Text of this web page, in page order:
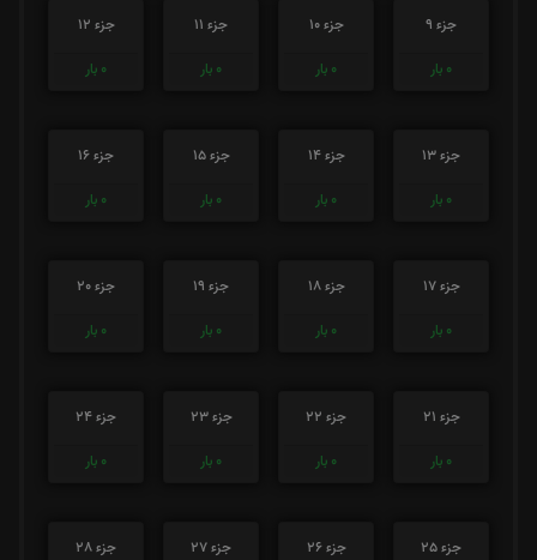
جزء 9
0 بار
جزء 10
0 بار
جزء 11
0 بار
جزء 12
0 بار
جزء 13
0 بار
جزء 14
0 بار
جزء 15
0 بار
جزء 16
0 بار
جزء 17
0 بار
جزء 18
0 بار
جزء 19
0 بار
جزء 20
0 بار
جزء 21
0 بار
جزء 22
0 بار
جزء 23
0 بار
جزء 24
0 بار
جزء 25
جزء 26
جزء 27
جزء 28